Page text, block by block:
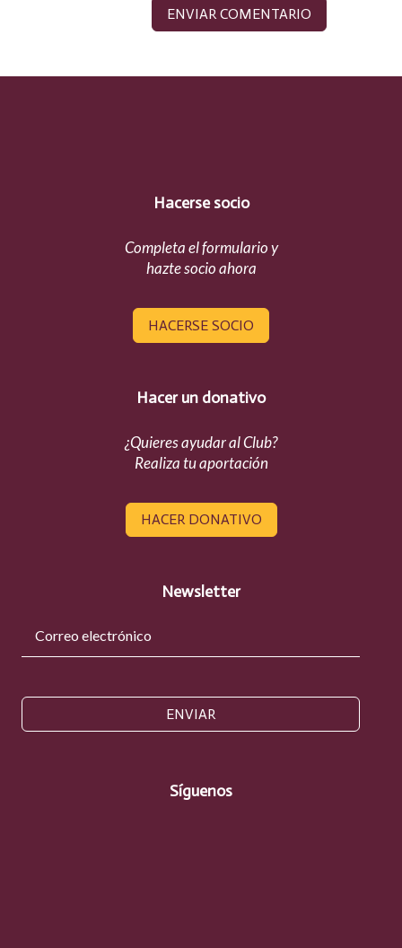
Hacerse socio
Completa el formulario y
hazte socio ahora
HACERSE SOCIO
Hacer un donativo
¿Quieres ayudar al Club?
Realiza tu aportación
HACER DONATIVO
Newsletter
ENVIAR
Síguenos